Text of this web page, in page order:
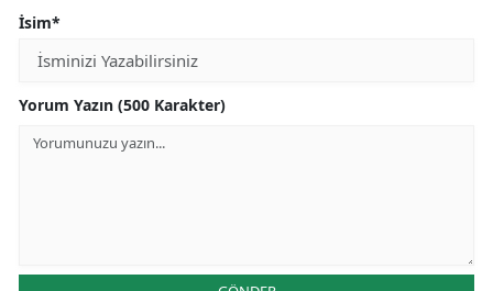
İsim*
Yorum Yazın (500 Karakter)